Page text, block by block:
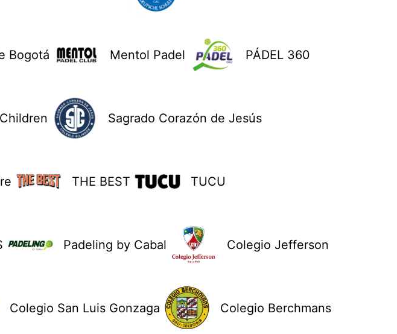
Bogotá Mentol Padel PÁDEL 360
Sagrado Corazón de Jesús
THE BEST TUCU
Padeling by Cabal Colegio Jefferson
Colegio San Luis Gonzaga Colegio Berchmans